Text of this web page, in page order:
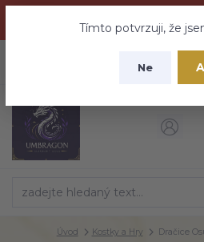
nebuďte vyděšeni zde najdete
Tímto potvrzuji, že
Ne CZK
Úvod Kostky a Hry Dračice